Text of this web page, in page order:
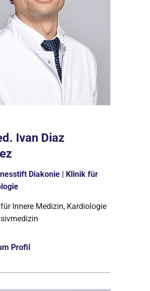
Ivan Diaz
Diakonie | Klinik für
Innere Medizin, Kardiologie
Profil